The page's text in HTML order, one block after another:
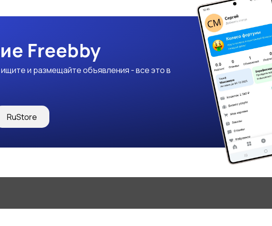
Freebby
и размещайте объявления - все это в
RuStore